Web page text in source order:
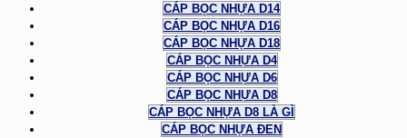
CÁP BỌC NHỰA D14
CÁP BỌC NHỰA D16
CÁP BỌC NHỰA D18
CÁP BỌC NHỰA D4
CÁP BỌC NHỰA D6
CÁP BỌC NHỰA D8
CÁP BỌC NHỰA D8 LÀ GÌ
CÁP BỌC NHỰA ĐEN